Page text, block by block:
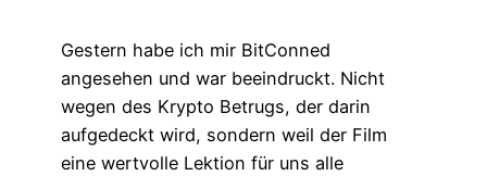
Gestern habe ich mir BitConned
angesehen und war beeindruckt. Nicht
wegen des Krypto Betrugs, der darin
aufgedeckt wird, sondern weil der Film
eine wertvolle Lektion für uns alle